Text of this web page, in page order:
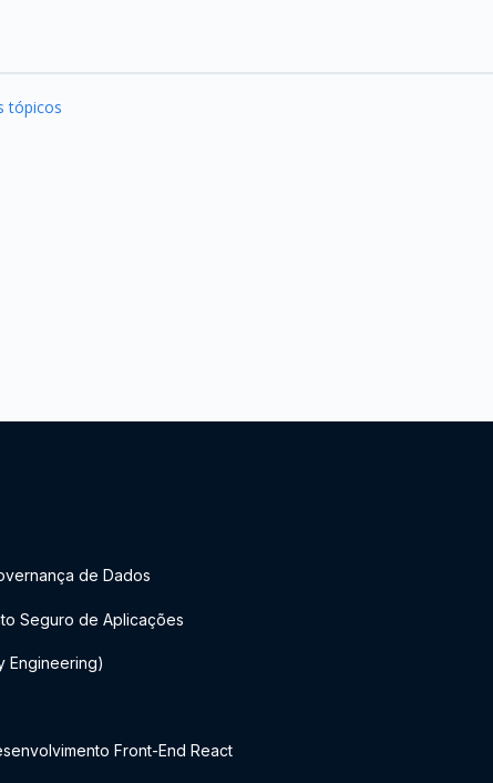
tópicos
de Dados
Seguro de Aplicações
Engineering)
Front-End React